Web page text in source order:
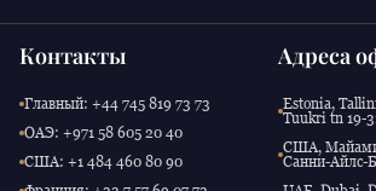
Контакты
Главный: +44 745 819 73 73
ОАЭ: +971 58 605 20 40
США: +1 484 460 80 90
Адреса
Estonia,
Tuukri tn 19-
США,
Санни-Айлс-